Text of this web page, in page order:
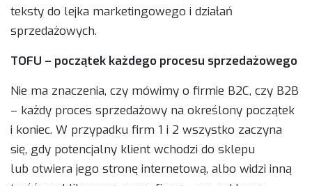
teksty do lejka marketingowego i działań
sprzedażowych.
TOFU – początek każdego procesu sprzedażowego
Nie ma znaczenia, czy mówimy o firmie B2C, czy B2B
– każdy proces sprzedażowy na określony początek
i koniec. W przypadku firm 1 i 2 wszystko zaczyna
się, gdy potencjalny klient wchodzi do sklepu
lub otwiera jego stronę internetową, albo widzi inną